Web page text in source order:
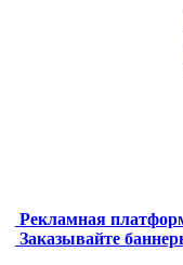
Рекламная
Заказывайте